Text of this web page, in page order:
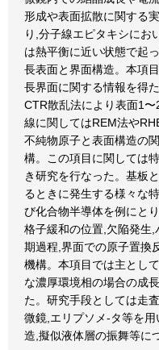
形成や表面拡散に関する
り,分子線エピタキシにお
は熱平衡に近い状態で起
長表面と界面構造。本項
長界面に関する情報を得
CTR散乱法により表面1
線に関してはREM法や
不純物原子と表面構造の
構。この項目に関しては
き研究を行なった。基板
るときに発生する様々な
び化合物半導体を例にと
格子緩和の位置,欠陥発生
期過程,界面での原子置換
機構。本項目では主とし
な濃厚環境相の場合の成
た。研究手段としては走
微鏡,エリプソメ-タ等を
造,擬似液体層の振舞等に